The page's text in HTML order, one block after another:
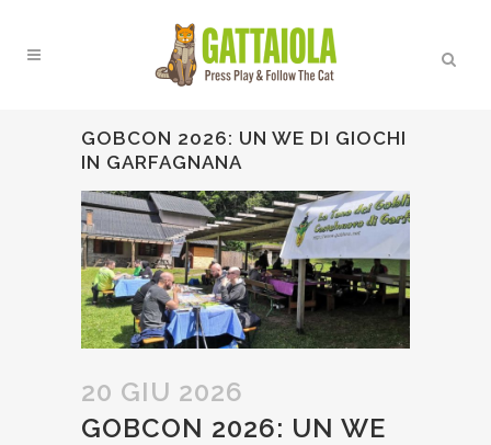
GOBCON 2026: UN WE DI GIOCHI
IN GARFAGNANA
20 GIU 2026
GOBCON 2026: UN WE